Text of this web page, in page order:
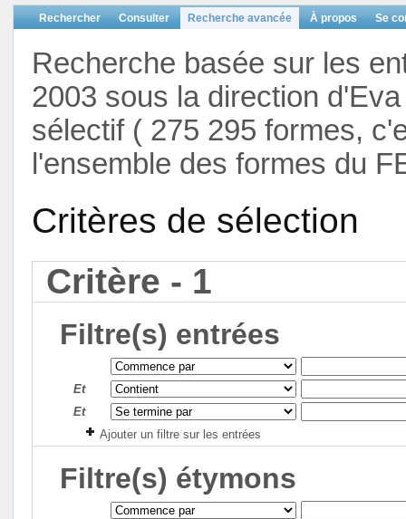
Rechercher Consulter Recherche avancée À propos Se
Recherche basée sur les
2003 sous la direction
sélectif ( 275 295 formes,
l'ensemble des formes du
Critères de sélection
Critère - 1
Filtre(s) entrées
Et
Et
Ajouter un filtre sur les entrées
Filtre(s) étymons